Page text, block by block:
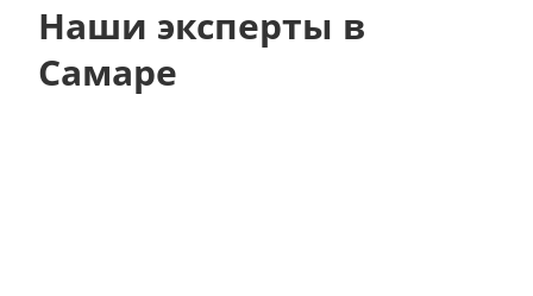
Наши эксперты в
Самаре